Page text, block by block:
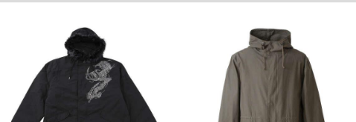
※【返品交換について】
返品交換希望の方は、商品到着後1週間以内にご連絡ください。
下着(肌着)やワイシャツは商品の性質上、返品交換不可とさせて頂いております。予め
ご了承くださいませ。
※【ボトムの裾上げをご希望の場合】
裾上げ料金は500円+税となります。
備考欄に股下●cmとご記入下さい。（裾上げ無料対象商品は1本につき税込6,000円以